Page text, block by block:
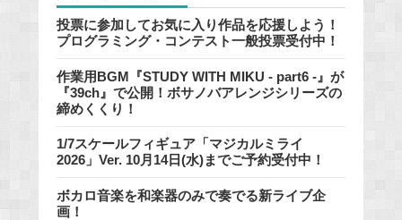
投票に参加してお気に入り作品を応援しよう！
プログラミング・コンテスト一般投票受付中！
作業用BGM『STUDY WITH MIKU - part6 -』が
『39ch』で公開！ボサノバアレンジシリーズの
締めくくり！
1/7スケールフィギュア「マジカルミライ
2026」Ver. 10月14日(水)までご予約受付中！
ボカロ音楽を和楽器のみで奏でる新ライブ企
画！